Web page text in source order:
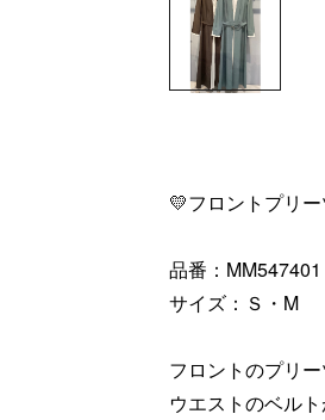
💛フロントプリ
品番：MM547401
サイズ：Ｓ・M
フロントのプリ
ウエストのベル